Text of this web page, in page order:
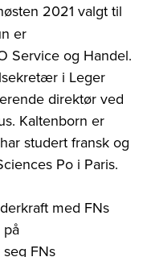
2021 valgt til
er
Service og Handel.
i Leger
direktør ved
Kaltenborn er
studert fransk og
Po i Paris.
med FNs
på
FNs